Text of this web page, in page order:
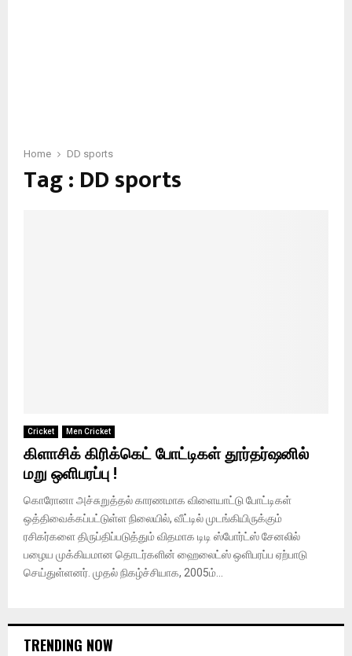
Home DD sports
Tag : DD sports
Cricket Men Cricket
கிளாசிக் கிரிக்கெட் போட்டிகள் தூர்தர்ஷனில்
மறு ஒளிபரப்பு !
கொரோனா அச்சுறுத்தல் காரணமாக விளையாட்டு போட்டிகள்
ஒத்திவைக்கப்பட்டுள்ள நிலையில், வீட்டில் முடங்கியிருக்கும்
ரசிகர்களை திருப்திப்படுத்தும் விதமாக டிடி ஸ்போர்ட்ஸ் சேனலில்
பழைய முக்கியமான தொடர்களின் ஹைலைட்ஸ் ஒளிபரப்ப ஏற்பாடு
செய்துள்ளனர். முதல் நிகழ்ச்சியாக, 2005ம்...
TRENDING NOW